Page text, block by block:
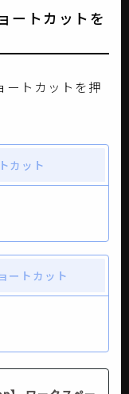
ートカットを
ートカットを押
カット
ートカット